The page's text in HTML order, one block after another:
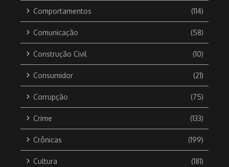
Comportamentos (114)
Comunicação (58)
Construção Civil (10)
Consumidor (21)
Corrupção (75)
Crime (133)
Crônicas (199)
Cultura (181)